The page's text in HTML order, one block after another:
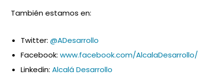
También estamos en:
Twitter:@ADesarrollo
Facebook:www.facebook.com/AlcalaDesarrollo/
Linkedin:Alcalá Desarrollo